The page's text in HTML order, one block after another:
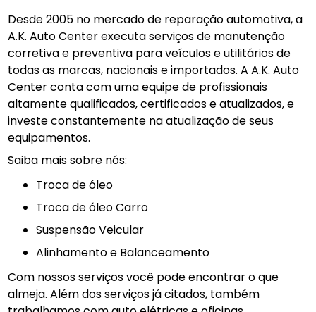
Desde 2005 no mercado de reparação automotiva, a
A.K. Auto Center executa serviços de manutenção
corretiva e preventiva para veículos e utilitários de
todas as marcas, nacionais e importados. A A.K. Auto
Center conta com uma equipe de profissionais
altamente qualificados, certificados e atualizados, e
investe constantemente na atualização de seus
equipamentos.
Saiba mais sobre nós:
troca de óleo
Troca de óleo Carro
Suspensão Veicular
Alinhamento e Balanceamento
Com nossos serviços você pode encontrar o que
almeja. Além dos serviços já citados, também